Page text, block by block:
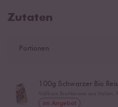
Zutaten
Portionen
100g Schwarzer Bio Reis
im Angebot